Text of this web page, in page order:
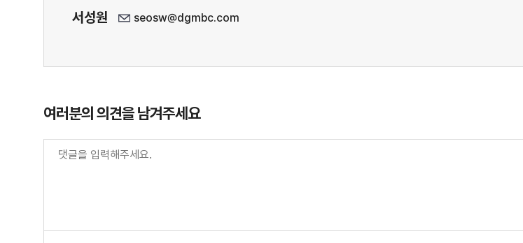
서성원 seosw@dgmbc.com
여러분의 의견을 남겨주세요